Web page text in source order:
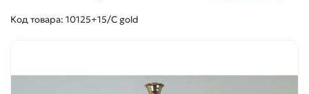
Код товара: 10125+15/C gold